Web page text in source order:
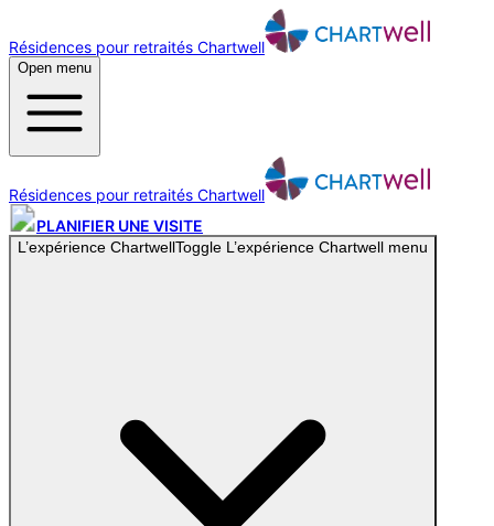
Résidences pour retraités Chartwell
Open menu
Résidences pour retraités Chartwell
PLANIFIER UNE VISITE
L’expérience ChartwellToggle L’expérience Chartwell menu